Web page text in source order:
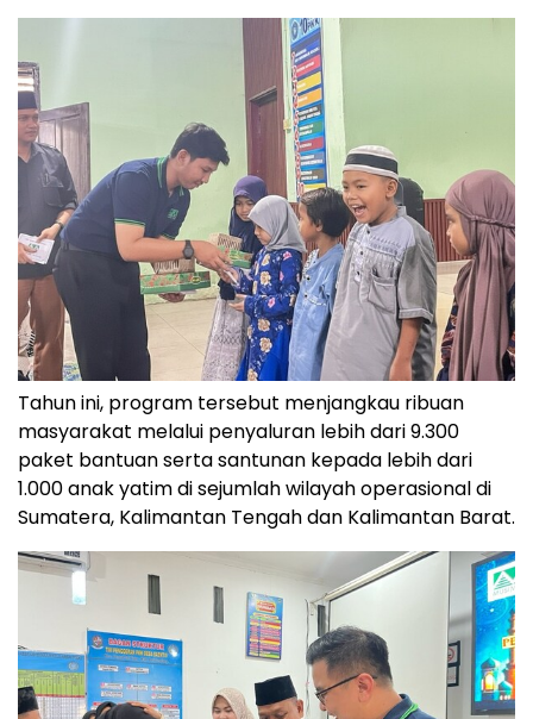
Tahun ini, program tersebut menjangkau ribuan
masyarakat melalui penyaluran lebih dari 9.300
paket bantuan serta santunan kepada lebih dari
1.000 anak yatim di sejumlah wilayah operasional di
Sumatera, Kalimantan Tengah dan Kalimantan Barat.